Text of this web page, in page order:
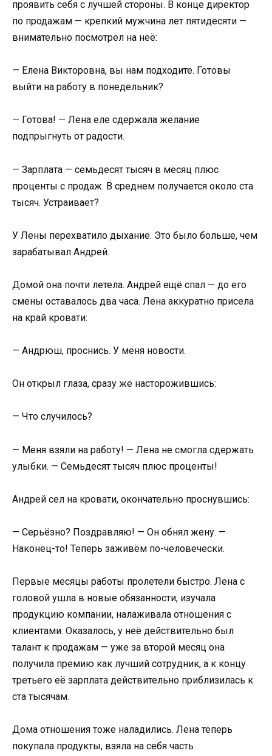
проявить себя с лучшей стороны. В конце директор
по продажам — крепкий мужчина лет пятидесяти —
внимательно посмотрел на неё:
— Елена Викторовна, вы нам подходите. Готовы
выйти на работу в понедельник?
— Готова! — Лена еле сдержала желание
подпрыгнуть от радости.
— Зарплата — семьдесят тысяч в месяц плюс
проценты с продаж. В среднем получается около ста
тысяч. Устраивает?
У Лены перехватило дыхание. Это было больше, чем
зарабатывал Андрей.
Домой она почти летела. Андрей ещё спал — до его
смены оставалось два часа. Лена аккуратно присела
на край кровати:
— Андрюш, проснись. У меня новости.
Он открыл глаза, сразу же насторожившись:
— Что случилось?
— Меня взяли на работу! — Лена не смогла сдержать
улыбки. — Семьдесят тысяч плюс проценты!
Андрей сел на кровати, окончательно проснувшись:
— Серьёзно? Поздравляю! — Он обнял жену. —
Наконец-то! Теперь заживём по-человечески.
Первые месяцы работы пролетели быстро. Лена с
головой ушла в новые обязанности, изучала
продукцию компании, налаживала отношения с
клиентами. Оказалось, у неё действительно был
талант к продажам — уже за второй месяц она
получила премию как лучший сотрудник, а к концу
третьего её зарплата действительно приблизилась к
ста тысячам.
Дома отношения тоже наладились. Лена теперь
покупала продукты, взяла на себя часть